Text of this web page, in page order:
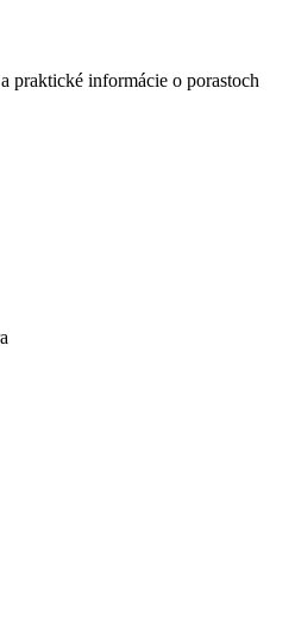
praktické informácie o porastoch